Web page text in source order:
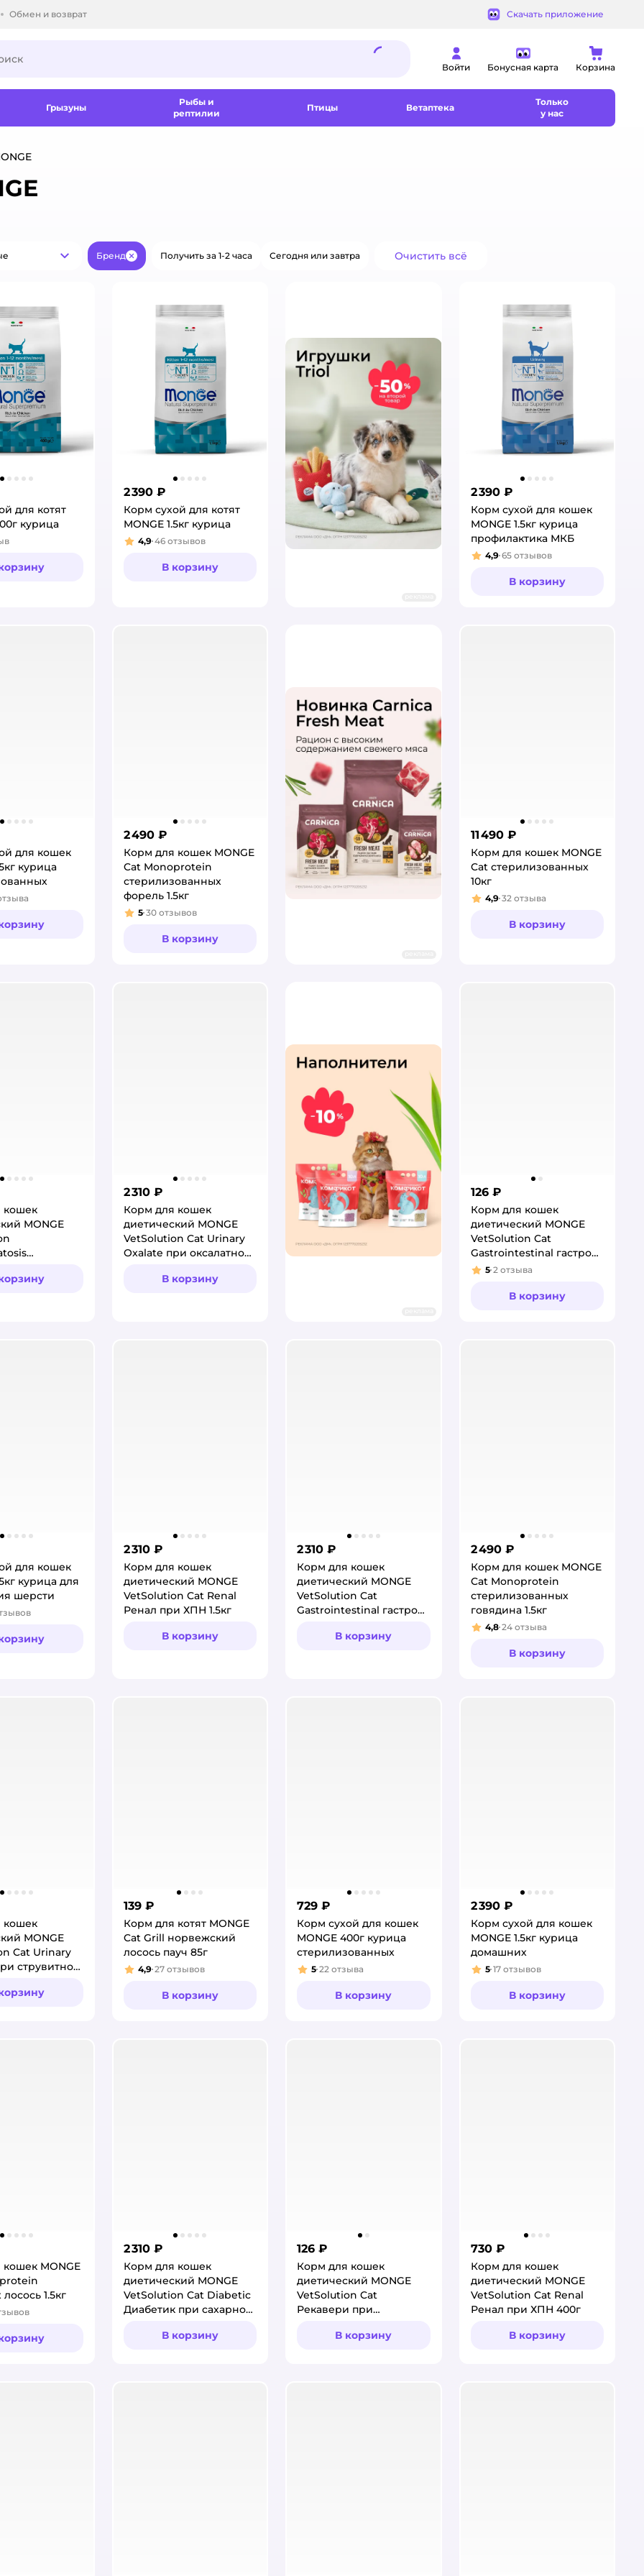
Обмен и возврат Скачать приложение
Войти Бонусная карта Корзина
Грызуны
Рыбы и
рептилии
Птицы Ветаптека
Только
у нас
Популярные Бренд ЗакрытьПолучить за 1-2 часа Сегодня или завтра Очистить всё
для котят
курица
2 390 ₽
Корм сухой для котят
MONGE 1.5кг курица
Рейтинг:
4,9 46 отзывов
В корзину
2 390 ₽
Корм сухой для кошек
MONGE 1.5кг курица
профилактика МКБ
Рейтинг:
4,9 65 отзывов
В корзину
для кошек
курица
2 490 ₽
Корм для кошек MONGE
Cat Monoprotein
стерилизованных
форель 1.5кг
Рейтинг:
5 30 отзывов
В корзину
11 490 ₽
Корм для кошек MONGE
Cat стерилизованных
10кг
Рейтинг:
4,9 32 отзыва
В корзину
кошек
MONGE
кожи 1.5кг
2 310 ₽
Корм для кошек
диетический MONGE
VetSolution Cat Urinary
Oxalate при оксалатном
В корзину
126 ₽
Корм для кошек
диетический MONGE
VetSolution Cat
Gastrointestinal гастро
интестинал при
Рейтинг:
5 2 отзыва
В корзину
для кошек
курица для
шерсти
2 310 ₽
Корм для кошек
диетический MONGE
VetSolution Cat Renal
Ренал при ХПН 1.5кг
В корзину
2 310 ₽
Корм для кошек
диетический MONGE
VetSolution Cat
Gastrointestinal гастро
заболеваниях ЖКТ 1.5кг
В корзину
2 490 ₽
Корм для кошек MONGE
Cat Monoprotein
стерилизованных
говядина 1.5кг
Рейтинг:
4,8 24 отзыва
В корзину
кошек
MONGE
Cat Urinary
струвитном
139 ₽
Корм для котят MONGE
Cat Grill норвежский
лосось пауч 85г
Рейтинг:
4,9 27 отзывов
В корзину
729 ₽
Корм сухой для кошек
MONGE 400г курица
стерилизованных
Рейтинг:
5 22 отзыва
В корзину
2 390 ₽
Корм сухой для кошек
MONGE 1.5кг курица
домашних
Рейтинг:
5 17 отзывов
В корзину
MONGE
1.5кг
2 310 ₽
Корм для кошек
диетический MONGE
VetSolution Cat Diabetic
Диабетик при сахарном
В корзину
126 ₽
Корм для кошек
диетический MONGE
VetSolution Cat
Рекавери при
питания в период
В корзину
730 ₽
Корм для кошек
диетический MONGE
VetSolution Cat Renal
Ренал при ХПН 400г
В корзину